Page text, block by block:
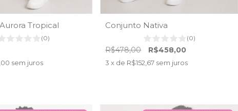
Tropical
(0)
sem juros
Conjunto Nativa
(0)
R$478,00 R$458,00
3 x de R$152,67 sem juros